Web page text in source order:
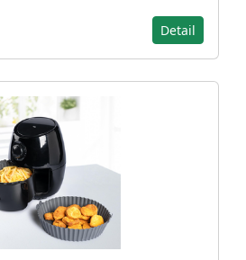
Detail